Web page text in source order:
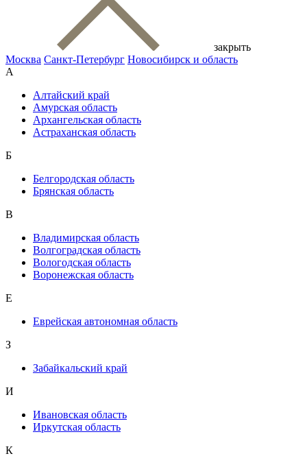
закрыть
Москва Санкт-Петербург Новосибирск и область
А
Алтайский край
Амурская область
Архангельская область
Астраханская область
Б
Белгородская область
Брянская область
В
Владимирская область
Волгоградская область
Вологодская область
Воронежская область
Е
Еврейская автономная область
З
Забайкальский край
И
Ивановская область
Иркутская область
К